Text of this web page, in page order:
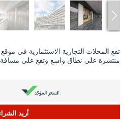
تقع المحلات التجارية الاستثمارية في
منتشرة على نطاق واسع وتقع على مسافة
أريد